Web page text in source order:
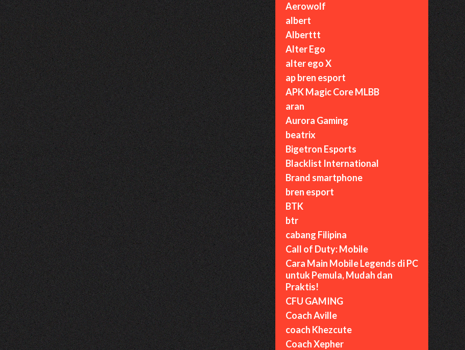
Aerowolf
albert
Alberttt
Alter Ego
alter ego X
ap bren esport
APK Magic Core MLBB
aran
Aurora Gaming
beatrix
Bigetron Esports
Blacklist International
Brand smartphone
bren esport
BTK
btr
cabang Filipina
Call of Duty: Mobile
Cara Main Mobile Legends di PC
untuk Pemula, Mudah dan
Praktis!
CFU GAMING
Coach Aville
coach Khezcute
Coach Xepher